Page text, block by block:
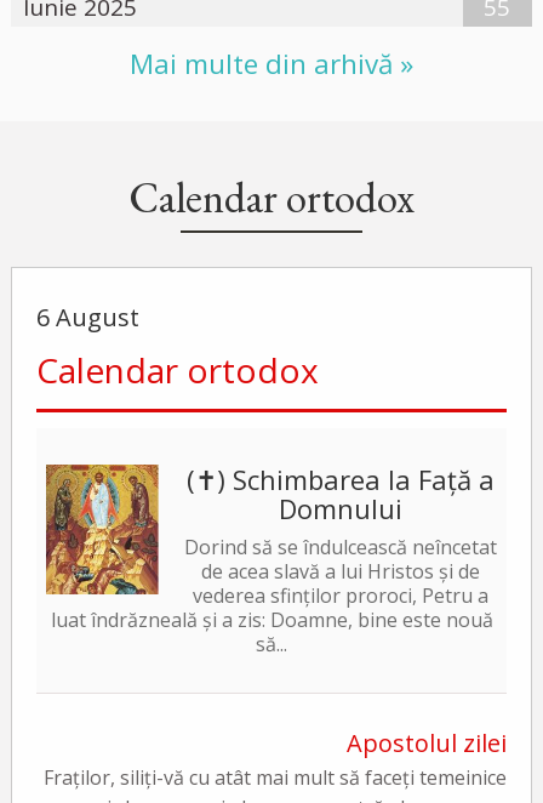
Iunie 2025
55
Mai multe din arhivă »
Calendar ortodox
6 August
Calendar ortodox
(✝) Schimbarea la Față a
Domnului
Dorind să se îndulcească neîncetat
de acea slavă a lui Hristos și de
vederea sfinților proroci, Petru a
luat îndrăzneală și a zis: Doamne, bine este nouă
să...
Apostolul zilei
Fraților, siliți-vă cu atât mai mult să faceți temeinice